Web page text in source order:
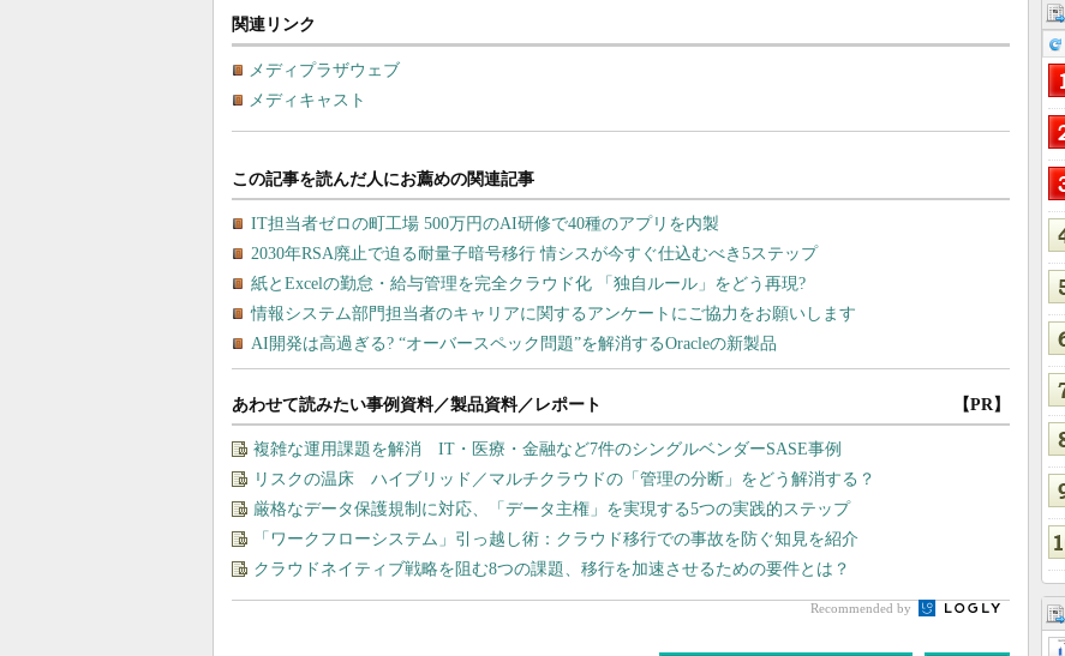
関連リンク
メディプラザウェブ
メディキャスト
あわせて読みたい事例資料／製品資料／レポート 【PR】
複雑な運用課題を解消 IT・医療・金融など7件のシングルベンダーSASE事例
リスクの温床 ハイブリッド／マルチクラウドの「管理の分断」をどう解消する？
厳格なデータ保護規制に対応、「データ主権」を実現する5つの実践的ステップ
「ワークフローシステム」引っ越し術：クラウド移行での事故を防ぐ知見を紹介
クラウドネイティブ戦略を阻む8つの課題、移行を加速させるための要件とは？
Recommended by